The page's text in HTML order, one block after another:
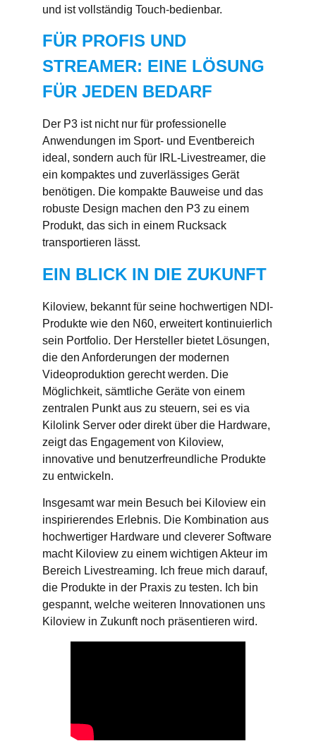
und ist vollständig Touch-bedienbar.
FÜR PROFIS UND
STREAMER: EINE LÖSUNG
FÜR JEDEN BEDARF
Der P3 ist nicht nur für professionelle
Anwendungen im Sport- und Eventbereich
ideal, sondern auch für IRL-Livestreamer, die
ein kompaktes und zuverlässiges Gerät
benötigen. Die kompakte Bauweise und das
robuste Design machen den P3 zu einem
Produkt, das sich in einem Rucksack
transportieren lässt.
EIN BLICK IN DIE ZUKUNFT
Kiloview, bekannt für seine hochwertigen NDI-
Produkte wie den N60, erweitert kontinuierlich
sein Portfolio. Der Hersteller bietet Lösungen,
die den Anforderungen der modernen
Videoproduktion gerecht werden. Die
Möglichkeit, sämtliche Geräte von einem
zentralen Punkt aus zu steuern, sei es via
Kilolink Server oder direkt über die Hardware,
zeigt das Engagement von Kiloview,
innovative und benutzerfreundliche Produkte
zu entwickeln.
Insgesamt war mein Besuch bei Kiloview ein
inspirierendes Erlebnis. Die Kombination aus
hochwertiger Hardware und cleverer Software
macht Kiloview zu einem wichtigen Akteur im
Bereich Livestreaming. Ich freue mich darauf,
die Produkte in der Praxis zu testen. Ich bin
gespannt, welche weiteren Innovationen uns
Kiloview in Zukunft noch präsentieren wird.